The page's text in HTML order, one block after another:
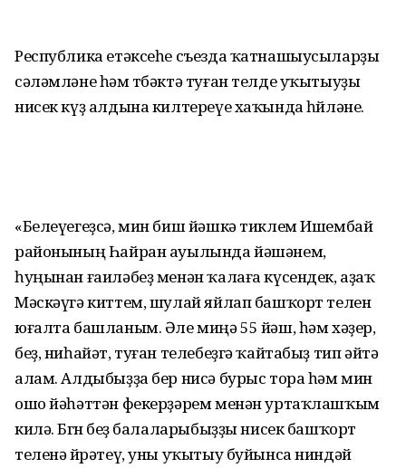
Республика етәксеһе съезда ҡатнашыусыларҙы
сәләмләне һәм төбәктә туған телде уҡытыуҙы
нисек күҙ алдына килтереүе хаҡында һөйләне.
«Белеүегеҙсә, мин биш йәшкә тиклем Ишембай
районының Һайран ауылында йәшәнем,
һуңынан ғаиләбеҙ менән ҡалаға күсендек, аҙаҡ
Мәскәүгә киттем, шулай яйлап башҡорт телен
юғалта башланым. Әле миңә 55 йәш, һәм хәҙер,
беҙ, ниһайәт, туған телебеҙгә ҡайтабыҙ тип әйтә
алам. Алдыбыҙҙа бер нисә бурыс тора һәм мин
ошо йәһәттән фекерҙәрем менән уртаҡлашҡым
килә. Бөгөн беҙ балаларыбыҙҙы нисек башҡорт
теленә өйрәтеү, уны уҡытыу буйынса ниндәй